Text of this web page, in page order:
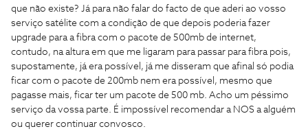
que não existe? Já para não falar do facto de que aderi ao vosso
serviço satélite com a condição de que depois poderia fazer
upgrade para a fibra com o pacote de 500mb de internet,
contudo, na altura em que me ligaram para passar para fibra pois,
supostamente, já era possível, já me disseram que afinal só podia
ficar com o pacote de 200mb nem era possível, mesmo que
pagasse mais, ficar ter um pacote de 500 mb. Acho um péssimo
serviço da vossa parte. É impossível recomendar a NOS a alguém
ou querer continuar convosco.